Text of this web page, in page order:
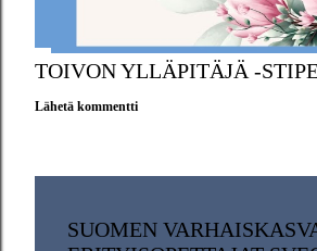
TOIVON YLLÄPITÄJÄ -
Lähetä kommentti
SUOMEN